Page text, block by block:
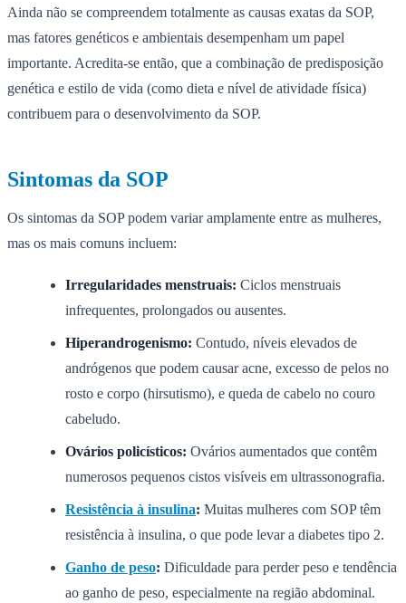
Ainda não se compreendem totalmente as causas exatas da SOP,
mas fatores genéticos e ambientais desempenham um papel
importante. Acredita-se então, que a combinação de predisposição
genética e estilo de vida (como dieta e nível de atividade física)
contribuem para o desenvolvimento da SOP.
Sintomas da SOP
Os sintomas da SOP podem variar amplamente entre as mulheres,
mas os mais comuns incluem:
Irregularidades menstruais: Ciclos menstruais
infrequentes, prolongados ou ausentes.
Hiperandrogenismo: Contudo, níveis elevados de
andrógenos que podem causar acne, excesso de pelos no
rosto e corpo (hirsutismo), e queda de cabelo no couro
cabeludo.
Ovários policísticos: Ovários aumentados que contêm
numerosos pequenos cistos visíveis em ultrassonografia.
Resistência à insulina: Muitas mulheres com SOP têm
resistência à insulina, o que pode levar a diabetes tipo 2.
Ganho de peso: Dificuldade para perder peso e tendência
ao ganho de peso, especialmente na região abdominal.